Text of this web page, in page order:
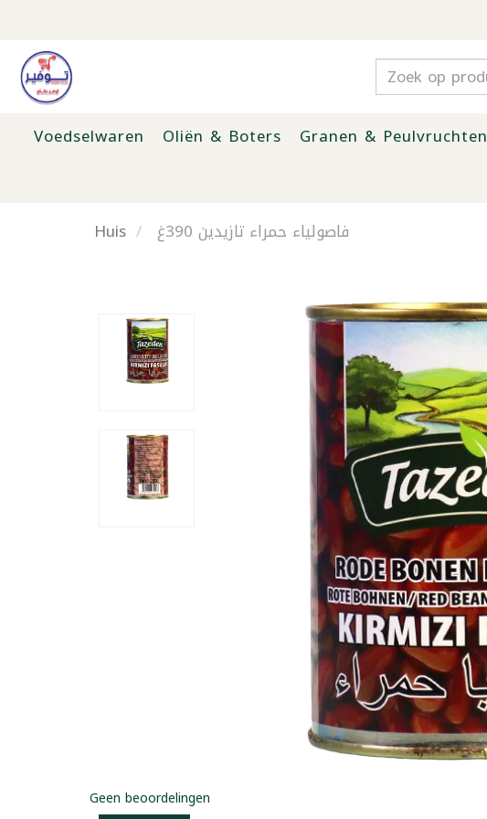
Voedselwaren Oliën & Boters Granen & Peulvruchten
Huis
فاصولياء حمراء تازيدين 390غ
Geen beoordelingen